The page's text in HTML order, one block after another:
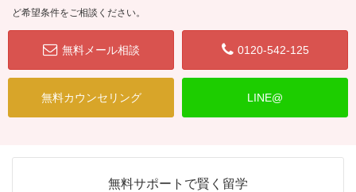
ど希望条件をご相談ください。
無料メール相談 0120-542-125
無料カウンセリング LINE@
無料サポートで賢く留学